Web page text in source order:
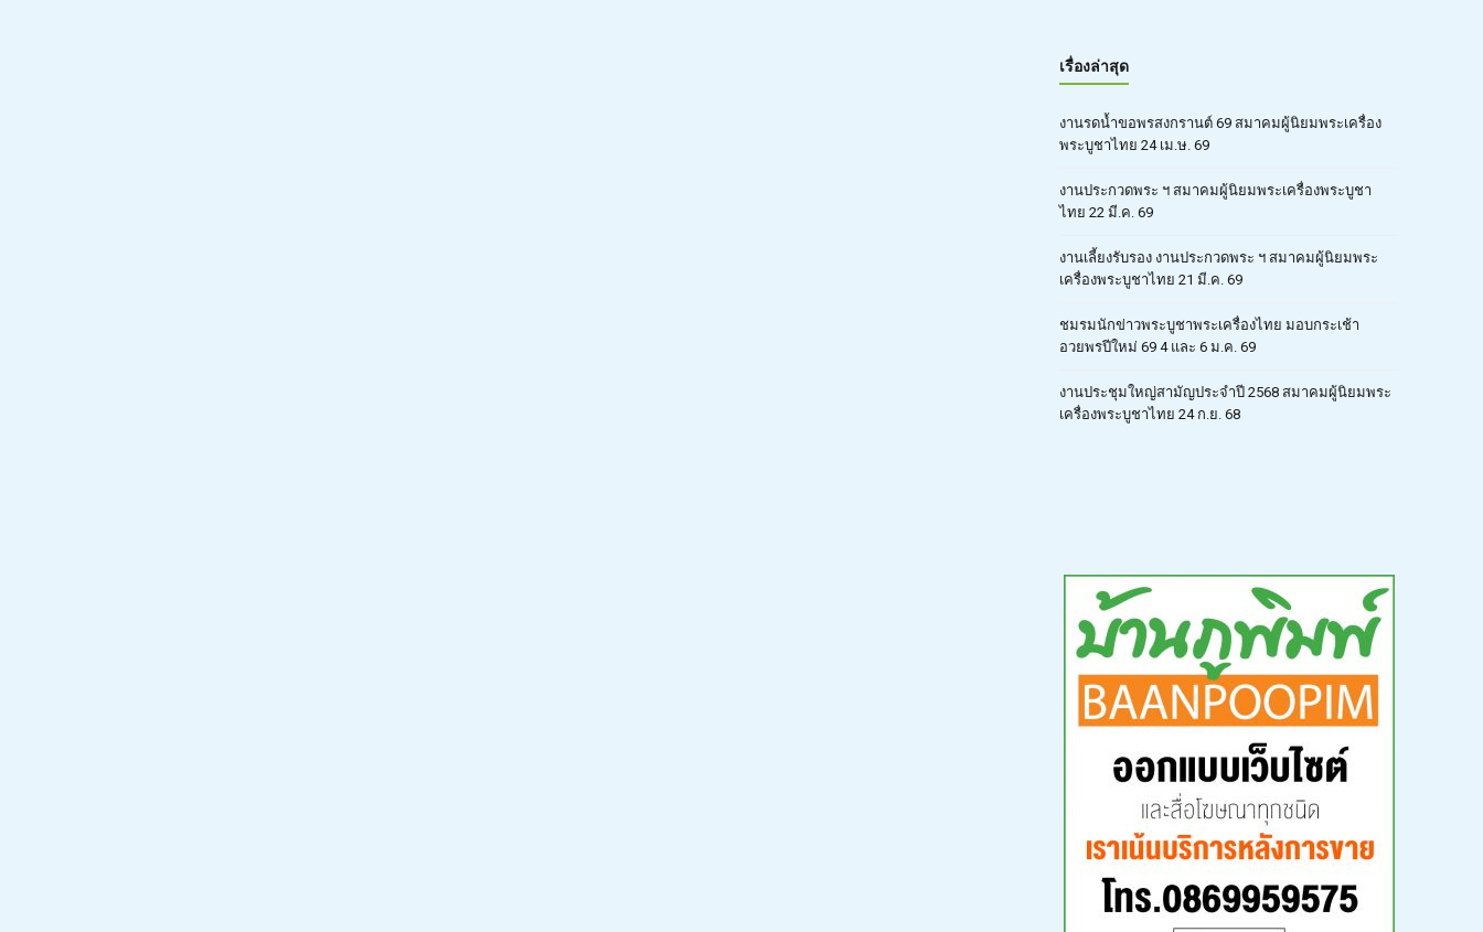
เรื่องล่าสุด
งานรดน้ำขอพรสงกรานต์ 69 สมาคมผู้นิยมพระเครื่อง
พระบูชาไทย 24 เม.ษ. 69
งานประกวดพระ ฯ สมาคมผู้นิยมพระเครื่องพระบูชา
ไทย 22 มี.ค. 69
งานเลี้ยงรับรอง งานประกวดพระ ฯ สมาคมผู้นิยมพระ
เครื่องพระบูชาไทย 21 มี.ค. 69
ชมรมนักข่าวพระบูชาพระเครื่องไทย มอบกระเช้า
อวยพรปีใหม่ 69 4 และ 6 ม.ค. 69
งานประชุมใหญ่สามัญประจำปี 2568 สมาคมผู้นิยมพระ
เครื่องพระบูชาไทย 24 ก.ย. 68